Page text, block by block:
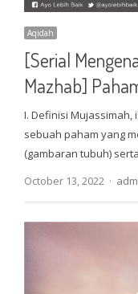
Aqidah
[Serial
Mazhab]
I. Definisi
sebuah paham yang
(gambaran tubuh)
October 13, 2022